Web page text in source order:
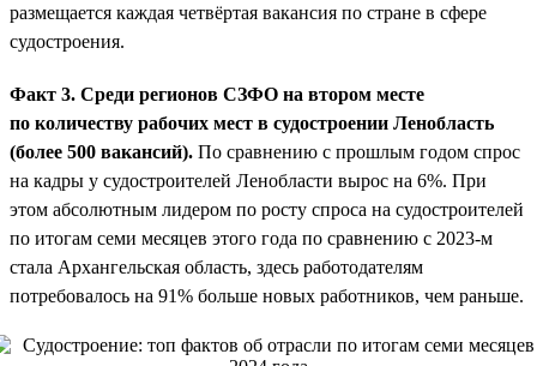
размещается каждая четвёртая вакансия по стране в сфере
судостроения.
Факт 3. Среди регионов СЗФО на втором месте
по количеству рабочих мест в судостроении Ленобласть
(более 500 вакансий). По сравнению с прошлым годом спрос
на кадры у судостроителей Ленобласти вырос на 6%. При
этом абсолютным лидером по росту спроса на судостроителей
по итогам семи месяцев этого года по сравнению с 2023-м
стала Архангельская область, здесь работодателям
потребовалось на 91% больше новых работников, чем раньше.